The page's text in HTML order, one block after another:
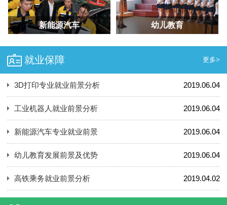
新能源汽车 幼儿教育
就业保障 更多>
2019.06.04
3D打印专业就业前景分析
2019.06.04
工业机器人就业前景分析
2019.06.04
新能源汽车专业就业前景
2019.06.04
幼儿教育发展前景及优势
2019.04.02
高铁乘务就业前景分析